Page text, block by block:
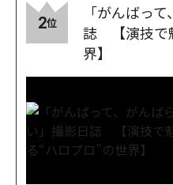
2位
「がんばっ
誌 【演技で
界】